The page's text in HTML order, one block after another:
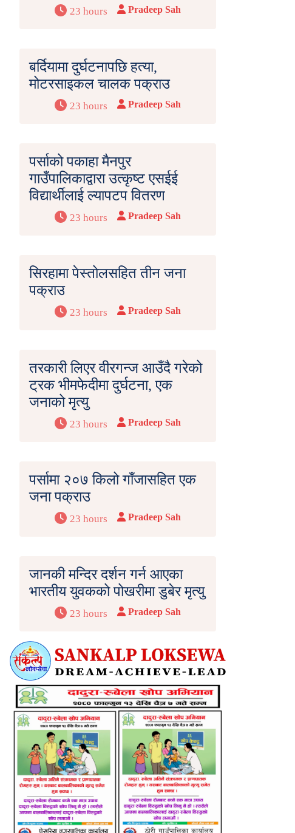
23 hours Pradeep Sah
बर्दियामा दुर्घटनापछि हत्या,
मोटरसाइकल चालक पक्राउ
23 hours Pradeep Sah
पर्साको पकाहा मैनपुर
गाउँपालिकाद्वारा उत्कृष्ट एसईई
विद्यार्थीलाई ल्यापटप वितरण
23 hours Pradeep Sah
सिरहामा पेस्तोलसहित तीन जना
पक्राउ
23 hours Pradeep Sah
तरकारी लिएर वीरगन्ज आउँदै गरेको
ट्रक भीमफेदीमा दुर्घटना, एक
जनाको मृत्यु
23 hours Pradeep Sah
पर्सामा २०७ किलो गाँजासहित एक
जना पक्राउ
23 hours Pradeep Sah
जानकी मन्दिर दर्शन गर्न आएका
भारतीय युवकको पोखरीमा डुबेर मृत्यु
23 hours Pradeep Sah